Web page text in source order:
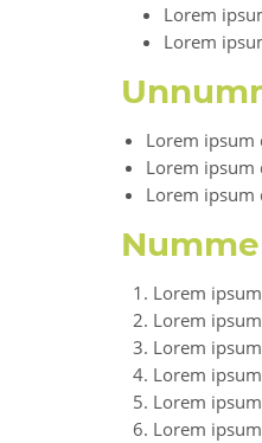
Lorem
Lorem
Lorem ipsum
Lorem ipsum
Lorem ipsum
Lorem
Lorem
Lorem
Lorem
Lorem
Lorem